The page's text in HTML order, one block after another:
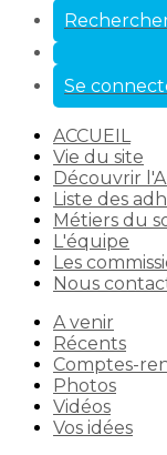
Se
ACCUEIL
Vie du site
Découvrir
Liste des
Métiers du
L'équipe
Les
Nous
A venir
Récents
Comptes-
Photos
Vidéos
Vos idées